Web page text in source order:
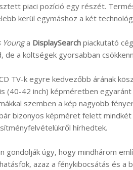
piaci pozíció egy részét.
kerül egymáshoz a két
Younga DisplaySearch piackutató
de a költségek gyorsabban
TV-k egyre kedvezőbb árának
(40-42 inch) képméretben
szemben a kép nagyobb
bizonyos képméret felett
hírhedtek.
gondolják úgy, hogy mindhárom
azaz a fénykibocsátás és a